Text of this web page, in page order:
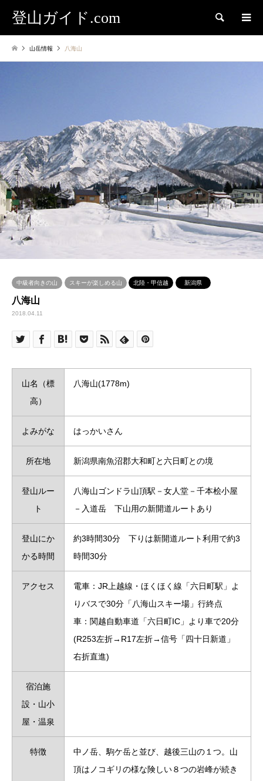
登山ガイド.com 検索
山岳情報 八海山
中級者向きの山 スキーが楽しめる山 北陸・甲信越 新潟県
八海山
2018.04.11
山名（標
高）
八海山(1778m)
よみがな はっかいさん
所在地 新潟県南魚沼郡大和町と六日町との境
登山ルー
ト
八海山ゴンドラ山頂駅－女人堂－千本桧小屋
－入道岳 下山用の新開道ルートあり
登山にか
かる時間
約3時間30分 下りは新開道ルート利用で約3
時間30分
アクセス
電車：JR上越線・ほくほく線「六日町駅」よ
りバスで30分「八海山スキー場」行終点
車：関越自動車道「六日町IC」より車で20分
(R253左折→R17左折→信号「四十日新道」
右折直進)
宿泊施
設・山小
屋・温泉
特徴
中ノ岳、駒ケ岳と並び、越後三山の１つ。山
頂はノコギリの様な険しい８つの岩峰が続き